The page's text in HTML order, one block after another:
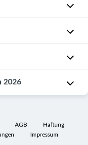
2026
AGB
Haftung
Impressum